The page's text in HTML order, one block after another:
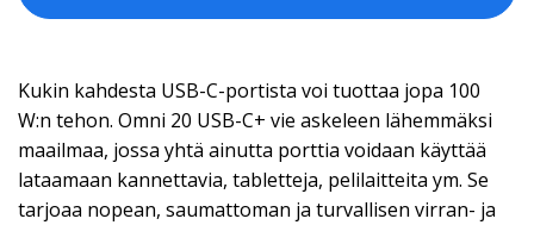
Kukin kahdesta USB-C-portista voi tuottaa jopa 100
W:n tehon. Omni 20 USB-C+ vie askeleen lähemmäksi
maailmaa, jossa yhtä ainutta porttia voidaan käyttää
lataamaan kannettavia, tabletteja, pelilaitteita ym. Se
tarjoaa nopean, saumattoman ja turvallisen virran- ja